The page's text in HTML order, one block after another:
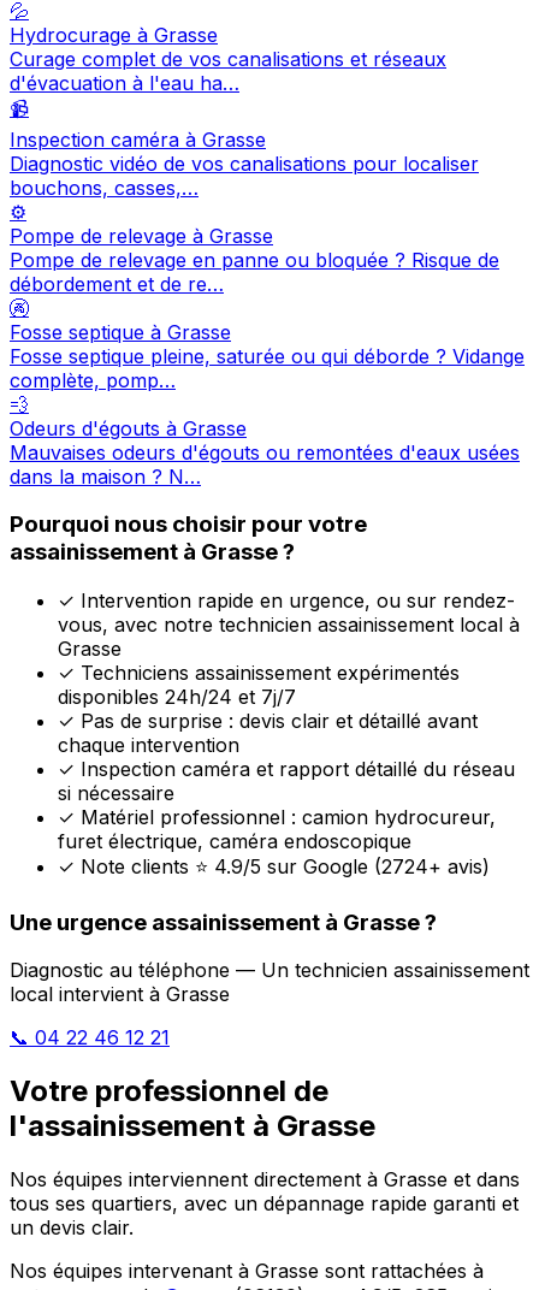
💦
Hydrocurage à Grasse
Curage complet de vos canalisations et réseaux
d'évacuation à l'eau ha…
📹
Inspection caméra à Grasse
Diagnostic vidéo de vos canalisations pour localiser
bouchons, casses,…
⚙️
Pompe de relevage à Grasse
Pompe de relevage en panne ou bloquée ? Risque de
débordement et de re…
🚱
Fosse septique à Grasse
Fosse septique pleine, saturée ou qui déborde ? Vidange
complète, pomp…
💨
Odeurs d'égouts à Grasse
Mauvaises odeurs d'égouts ou remontées d'eaux usées
dans la maison ? N…
Pourquoi nous choisir pour votre
assainissement à Grasse ?
✓ Intervention rapide en urgence, ou sur rendez-
vous, avec notre technicien assainissement local à
Grasse
✓ Techniciens assainissement expérimentés
disponibles 24h/24 et 7j/7
✓ Pas de surprise : devis clair et détaillé avant
chaque intervention
✓ Inspection caméra et rapport détaillé du réseau
si nécessaire
✓ Matériel professionnel : camion hydrocureur,
furet électrique, caméra endoscopique
✓ Note clients ⭐ 4.9/5 sur Google (2724+ avis)
Une urgence assainissement à Grasse ?
Diagnostic au téléphone — Un technicien assainissement
local intervient à Grasse
📞 04 22 46 12 21
Votre professionnel de
l'assainissement à Grasse
Nos équipes interviennent directement à Grasse et dans
tous ses quartiers, avec un dépannage rapide garanti et
un devis clair.
Nos équipes intervenant à Grasse sont rattachées à